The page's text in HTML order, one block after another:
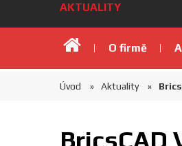
AKTUALITY
Úvod O firmě
Úvod Aktuality
BricsCAD